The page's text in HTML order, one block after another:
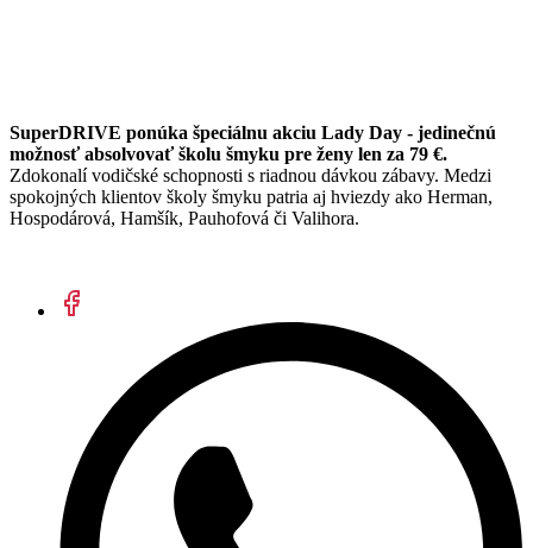
SuperDRIVE ponúka špeciálnu akciu Lady Day - jedinečnú
možnosť absolvovať školu šmyku pre ženy len za 79 €.
Zdokonalí vodičské schopnosti s riadnou dávkou zábavy. Medzi
spokojných klientov školy šmyku patria aj hviezdy ako Herman,
Hospodárová, Hamšík, Pauhofová či Valihora.